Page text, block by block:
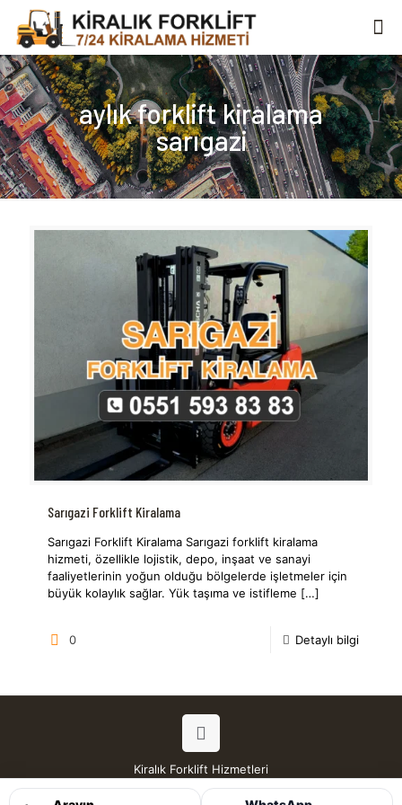
aylık forklift kiralama
sarıgazi
Sarıgazi Forklift Kiralama
Sarıgazi Forklift Kiralama Sarıgazi forklift kiralama
hizmeti, özellikle lojistik, depo, inşaat ve sanayi
faaliyetlerinin yoğun olduğu bölgelerde işletmeler için
büyük kolaylık sağlar. Yük taşıma ve istifleme […]
0 Detaylı bilgi
Kiralık Forklift Hizmetleri
Tüm Hakları Saklıdır © 2026